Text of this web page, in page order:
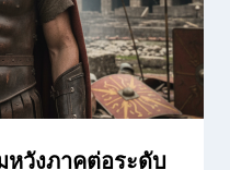
วังภาคต่อระดับ